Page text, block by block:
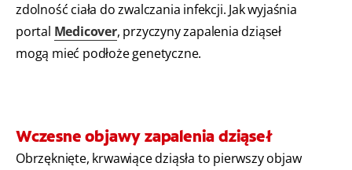
zdolność ciała do zwalczania infekcji. Jak wyjaśnia
portal Medicover, przyczyny zapalenia dziąseł
mogą mieć podłoże genetyczne.
Wczesne objawy zapalenia dziąseł
Obrzęknięte, krwawiące dziąsła to pierwszy objaw